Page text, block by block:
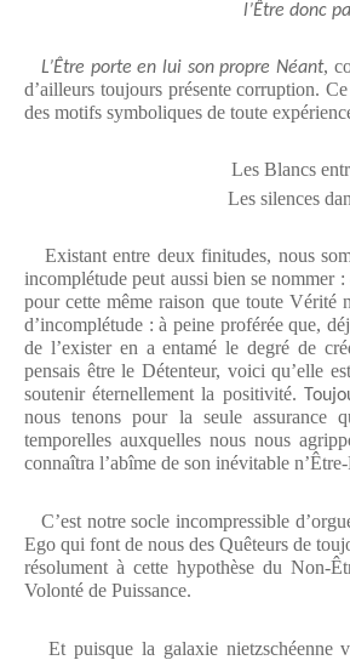
l’Être donc
L’Être porte en lui son propre Néant,
d’ailleurs toujours présente corruption.
des motifs symboliques de toute
Les Blancs
Les silences
Existant entre deux finitudes, nous
incomplétude peut aussi bien se nommer :
pour cette même raison que toute Vérité
d’incomplétude : à peine proférée que,
de l’exister en a entamé le degré de
pensais être le Détenteur, voici qu’elle
soutenir éternellement la positivité.
nous tenons pour la seule assurance
temporelles auxquelles nous nous
connaîtra l’abîme de son inévitable n’Être-
C’est notre socle incompressible
Ego qui font de nous des Quêteurs de
résolument à cette hypothèse du Non-
Volonté de Puissance.
Et puisque la galaxie nietzschéenne